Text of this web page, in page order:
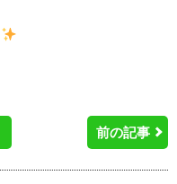
前の記事